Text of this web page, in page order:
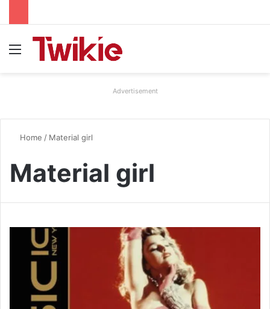
Advertisement
Home / Material girl
Material girl